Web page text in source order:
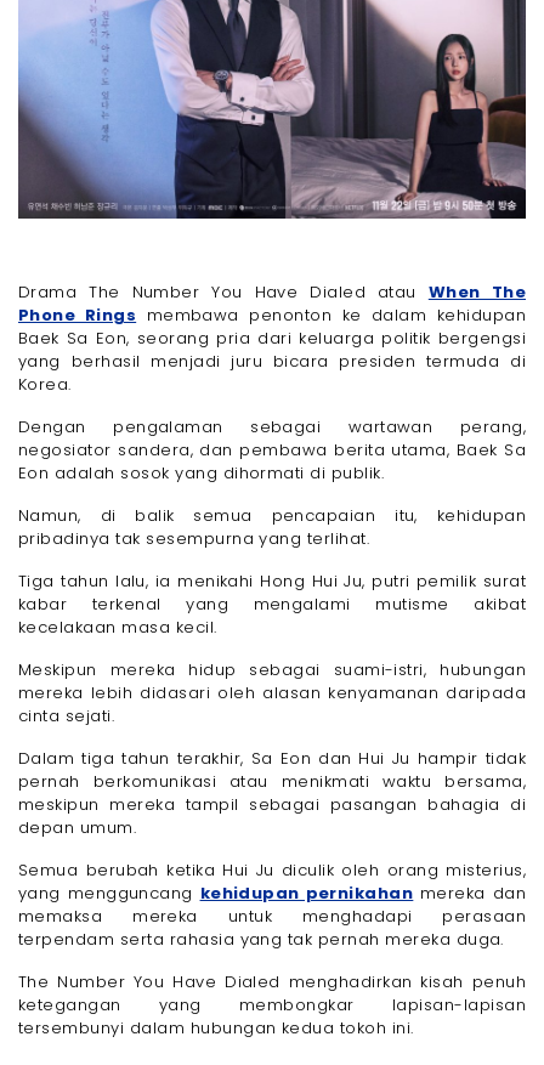
Drama The Number You Have Dialed atau When The
Phone Rings membawa penonton ke dalam kehidupan
Baek Sa Eon, seorang pria dari keluarga politik bergengsi
yang berhasil menjadi juru bicara presiden termuda di
Korea.
Dengan pengalaman sebagai wartawan perang,
negosiator sandera, dan pembawa berita utama, Baek Sa
Eon adalah sosok yang dihormati di publik.
Namun, di balik semua pencapaian itu, kehidupan
pribadinya tak sesempurna yang terlihat.
Tiga tahun lalu, ia menikahi Hong Hui Ju, putri pemilik surat
kabar terkenal yang mengalami mutisme akibat
kecelakaan masa kecil.
Meskipun mereka hidup sebagai suami-istri, hubungan
mereka lebih didasari oleh alasan kenyamanan daripada
cinta sejati.
Dalam tiga tahun terakhir, Sa Eon dan Hui Ju hampir tidak
pernah berkomunikasi atau menikmati waktu bersama,
meskipun mereka tampil sebagai pasangan bahagia di
depan umum.
Semua berubah ketika Hui Ju diculik oleh orang misterius,
yang mengguncang kehidupan pernikahan mereka dan
memaksa mereka untuk menghadapi perasaan
terpendam serta rahasia yang tak pernah mereka duga.
The Number You Have Dialed menghadirkan kisah penuh
ketegangan yang membongkar lapisan-lapisan
tersembunyi dalam hubungan kedua tokoh ini.